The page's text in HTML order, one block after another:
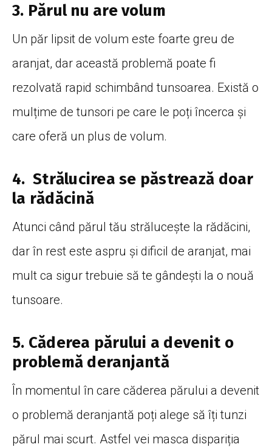
3. Părul nu are volum
Un păr lipsit de volum este foarte greu de
aranjat, dar această problemă poate fi
rezolvată rapid schimbând tunsoarea. Există o
mulțime de tunsori pe care le poți încerca și
care oferă un plus de volum.
4. Strălucirea se păstrează doar
la rădăcină
Atunci când părul tău strălucește la rădăcini,
dar în rest este aspru și dificil de aranjat, mai
mult ca sigur trebuie să te gândești la o nouă
tunsoare.
5. Căderea părului a devenit o
problemă deranjantă
În momentul în care căderea părului a devenit
o problemă deranjantă poți alege să îți tunzi
părul mai scurt. Astfel vei masca dispariția